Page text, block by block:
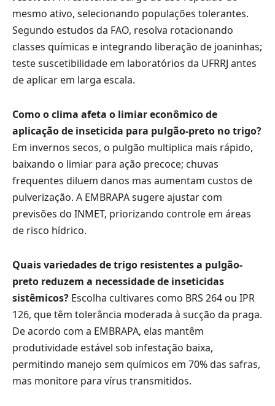
mesmo ativo, selecionando populações tolerantes.
Segundo estudos da FAO, resolva rotacionando
classes químicas e integrando liberação de joaninhas;
teste suscetibilidade em laboratórios da UFRRJ antes
de aplicar em larga escala.
Como o clima afeta o limiar econômico de
aplicação de inseticida para pulgão-preto no trigo?
Em invernos secos, o pulgão multiplica mais rápido,
baixando o limiar para ação precoce; chuvas
frequentes diluem danos mas aumentam custos de
pulverização. A EMBRAPA sugere ajustar com
previsões do INMET, priorizando controle em áreas
de risco hídrico.
Quais variedades de trigo resistentes a pulgão-
preto reduzem a necessidade de inseticidas
sistêmicos? Escolha cultivares como BRS 264 ou IPR
126, que têm tolerância moderada à sucção da praga.
De acordo com a EMBRAPA, elas mantêm
produtividade estável sob infestação baixa,
permitindo manejo sem químicos em 70% das safras,
mas monitore para vírus transmitidos.